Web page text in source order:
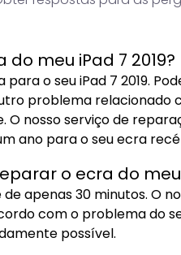
meu iPad 7 2019?
o seu iPad 7 2019.
problema relacionado
nosso serviço de
ano para o seu ecra
o ecra do meu
apenas 30 minutos.
com o problema do
possível.